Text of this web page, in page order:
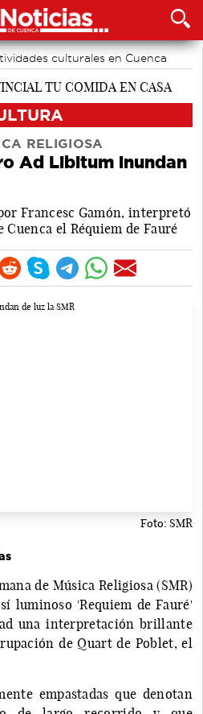
culturales en Cuenca
RELIGIOSA
Ad Libitum inundan
Francesc Gamón, interpretó
el Réquiem de Fauré
Foto: SMR
de Música Religiosa (SMR)
luminoso 'Requiem de Fauré'
una interpretación brillante
de Quart de Poblet, el
empastadas que denotan